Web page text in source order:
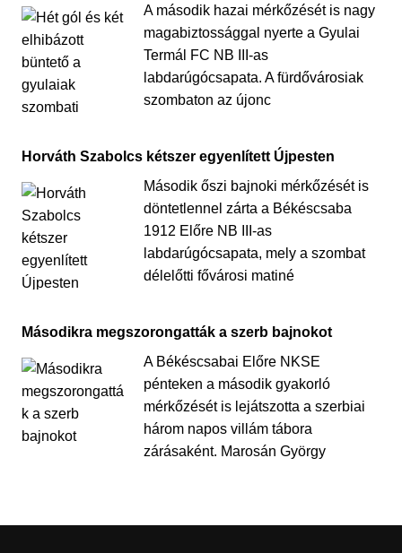
A második hazai mérkőzését is nagy
magabiztossággal nyerte a Gyulai
Termál FC NB III-as
labdarúgócsapata. A fürdővárosiak
szombaton az újonc
Horváth Szabolcs kétszer egyenlített Újpesten
Második őszi bajnoki mérkőzését is
döntetlennel zárta a Békéscsaba
1912 Előre NB III-as
labdarúgócsapata, mely a szombat
délelőtti fővárosi matiné
Másodikra megszorongatták a szerb bajnokot
A Békéscsabai Előre NKSE
pénteken a második gyakorló
mérkőzését is lejátszotta a szerbiai
három napos villám tábora
zárásaként. Marosán György